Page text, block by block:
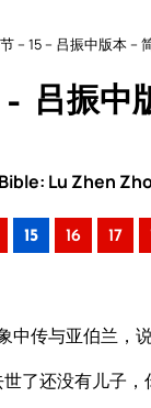
– 15 – 吕振中版本 –
吕振中
Lu Zhen
15 16 17
中传与亚伯兰，
了还没有儿子